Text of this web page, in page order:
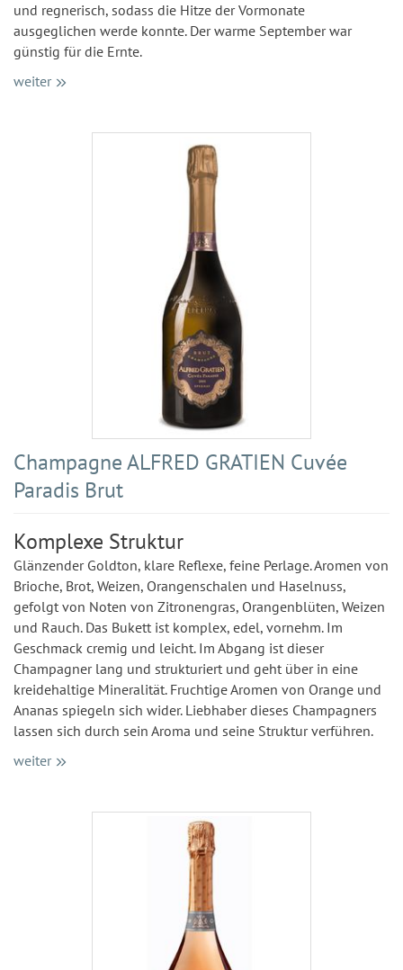
und regnerisch, sodass die Hitze der Vormonate
ausgeglichen werde konnte. Der warme September war
günstig für die Ernte.
weiter
Champagne ALFRED GRATIEN Cuvée
Paradis Brut
Komplexe Struktur
Glänzender Goldton, klare Reflexe, feine Perlage. Aromen von
Brioche, Brot, Weizen, Orangenschalen und Haselnuss,
gefolgt von Noten von Zitronengras, Orangenblüten, Weizen
und Rauch. Das Bukett ist komplex, edel, vornehm. Im
Geschmack cremig und leicht. Im Abgang ist dieser
Champagner lang und strukturiert und geht über in eine
kreidehaltige Mineralität. Fruchtige Aromen von Orange und
Ananas spiegeln sich wider. Liebhaber dieses Champagners
lassen sich durch sein Aroma und seine Struktur verführen.
weiter